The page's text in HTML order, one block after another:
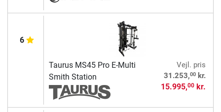
6
Taurus MS45 Pro E-Multi
Smith Station
Vejl. pris
31.253,00kr.
15.995,00kr.